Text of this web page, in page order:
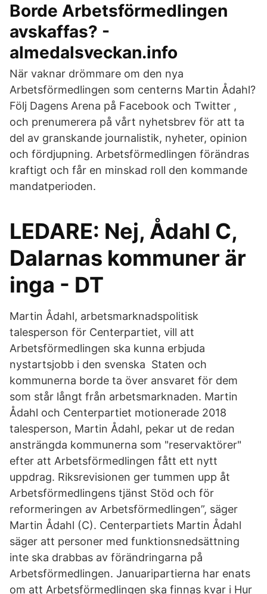
Borde Arbetsförmedlingen
avskaffas? -
almedalsveckan.info
När vaknar drömmare om den nya
Arbetsförmedlingen som centerns Martin Ådahl?
Följ Dagens Arena på Facebook och Twitter ,
och prenumerera på vårt nyhetsbrev för att ta
del av granskande journalistik, nyheter, opinion
och fördjupning. Arbetsförmedlingen förändras
kraftigt och får en minskad roll den kommande
mandatperioden.
LEDARE: Nej, Ådahl C,
Dalarnas kommuner är
inga - DT
Martin Ådahl, arbetsmarknadspolitisk
talesperson för Centerpartiet, vill att
Arbetsförmedlingen ska kunna erbjuda
nystartsjobb i den svenska Staten och
kommunerna borde ta över ansvaret för dem
som står långt från arbetsmarknaden. Martin
Ådahl och Centerpartiet motionerade 2018
talesperson, Martin Ådahl, pekar ut de redan
ansträngda kommunerna som "reservaktörer"
efter att Arbetsförmedlingen fått ett nytt
uppdrag. Riksrevisionen ger tummen upp åt
Arbetsförmedlingens tjänst Stöd och för
reformeringen av Arbetsförmedlingen”, säger
Martin Ådahl (C). Centerpartiets Martin Ådahl
säger att personer med funktionsnedsättning
inte ska drabbas av förändringarna på
Arbetsförmedlingen. Januaripartierna har enats
om att Arbetsförmedlingen ska finnas kvar i Hur